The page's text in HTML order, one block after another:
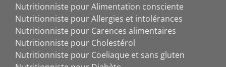
Nutritionniste pour Alimentation consciente
Nutritionniste pour Allergies et intolérances
Nutritionniste pour Carences alimentaires
Nutritionniste pour Cholestérol
Nutritionniste pour Coeliaque et sans gluten